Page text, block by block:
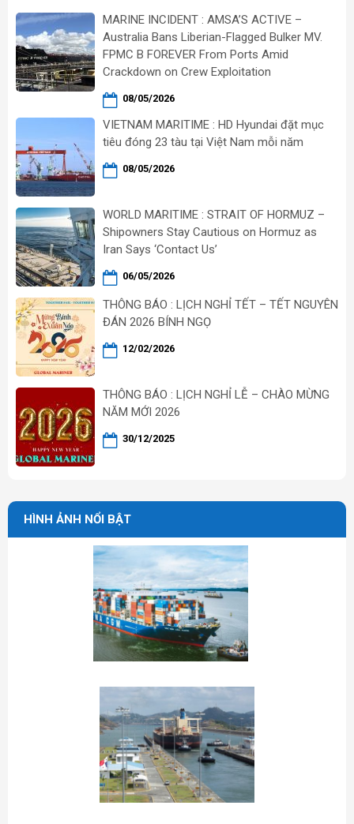
MARINE INCIDENT : AMSA’S ACTIVE –
Australia Bans Liberian-Flagged Bulker MV.
FPMC B FOREVER From Ports Amid
Crackdown on Crew Exploitation
08/05/2026
VIETNAM MARITIME : HD Hyundai đặt mục
tiêu đóng 23 tàu tại Việt Nam mỗi năm
08/05/2026
WORLD MARITIME : STRAIT OF HORMUZ –
Shipowners Stay Cautious on Hormuz as
Iran Says ‘Contact Us’
06/05/2026
THÔNG BÁO : LỊCH NGHỈ TẾT – TẾT NGUYÊN
ĐÁN 2026 BÍNH NGỌ
12/02/2026
THÔNG BÁO : LỊCH NGHỈ LỄ – CHÀO MỪNG
NĂM MỚI 2026
30/12/2025
HÌNH ẢNH NỔI BẬT